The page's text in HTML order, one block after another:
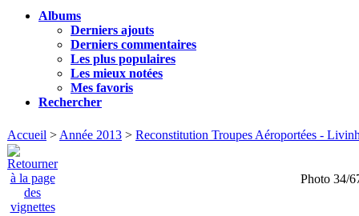
Albums
Derniers ajouts
Derniers commentaires
Les plus populaires
Les mieux notées
Mes favoris
Rechercher
Accueil > Année 2013 > Reconstitution Troupes Aéroportées -
Photo 34/